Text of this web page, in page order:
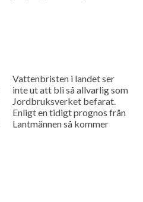
Vattenbristen i landet ser
inte ut att bli så allvarlig som
Jordbruksverket befarat.
Enligt en tidigt prognos från
Lantmännen så kommer